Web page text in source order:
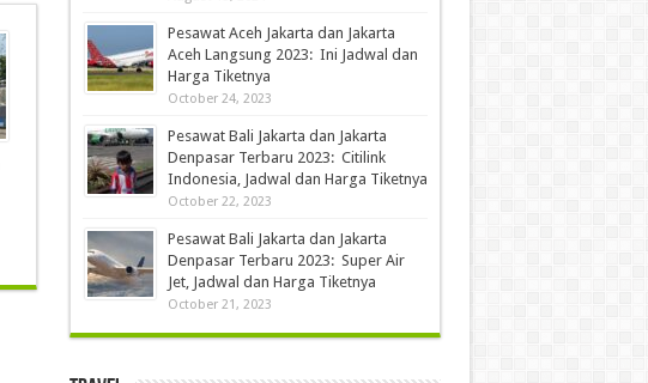
Pesawat Aceh Jakarta dan Jakarta
Aceh Langsung 2023: Ini Jadwal dan
Harga Tiketnya
October 24, 2023
Pesawat Bali Jakarta dan Jakarta
Denpasar Terbaru 2023: Citilink
Indonesia, Jadwal dan Harga Tiketnya
October 22, 2023
Pesawat Bali Jakarta dan Jakarta
Denpasar Terbaru 2023: Super Air
Jet, Jadwal dan Harga Tiketnya
October 21, 2023